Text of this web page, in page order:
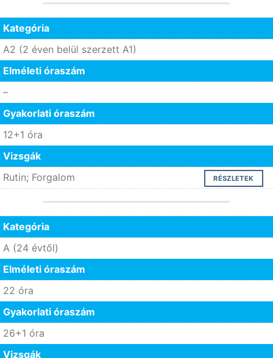
Kategória
A2 (2 éven belül szerzett A1)
Elméleti óraszám
–
Gyakorlati óraszám
12+1 óra
Vizsgák
Rutin; Forgalom
RÉSZLETEK
Kategória
A (24 évtől)
Elméleti óraszám
22 óra
Gyakorlati óraszám
26+1 óra
Vizsgák